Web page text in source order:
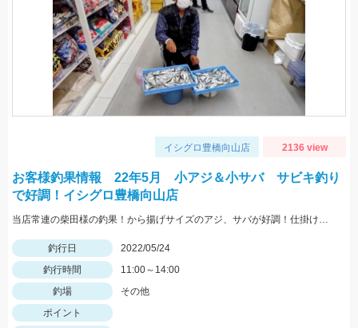
イシグロ豊橋向山店 2136 view
お客様釣果情報 22年5月 小アジ＆小サバ サビキ釣り
で好調！イシグロ豊橋向山店
当店常連の柴田様の釣果！から揚げサイズのアジ、サバが好調！仕掛けはママカリサビキ3～5号でOK！
釣行日
2022/05/24
釣行時間
11:00～14:00
釣場
その他
ポイント